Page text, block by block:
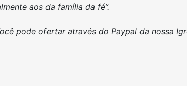
aos da família da fé”.
pode ofertar através do Paypal da nossa